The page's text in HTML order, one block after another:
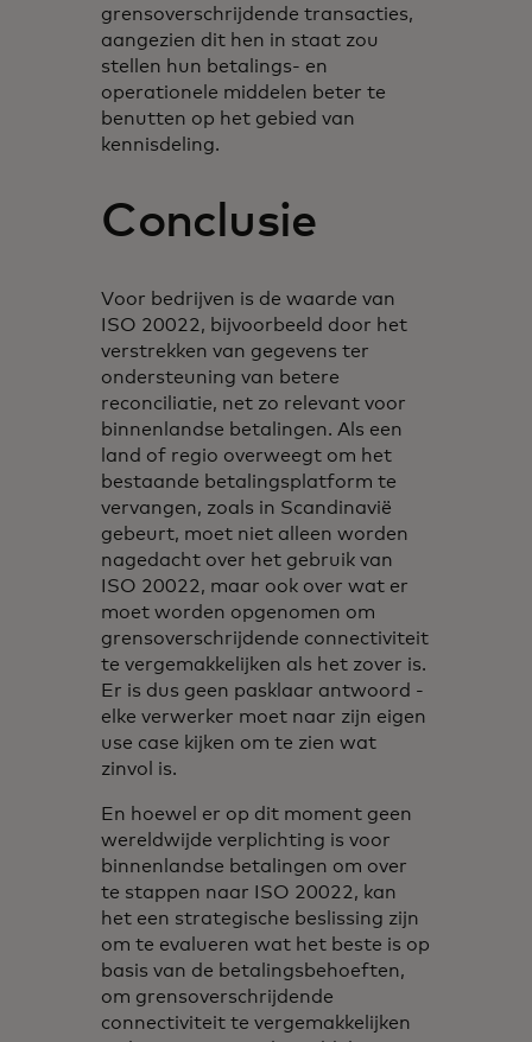
grensoverschrijdende transacties,
aangezien dit hen in staat zou
stellen hun betalings- en
operationele middelen beter te
benutten op het gebied van
kennisdeling.
Conclusie
Voor bedrijven is de waarde van
ISO 20022, bijvoorbeeld door het
verstrekken van gegevens ter
ondersteuning van betere
reconciliatie, net zo relevant voor
binnenlandse betalingen. Als een
land of regio overweegt om het
bestaande betalingsplatform te
vervangen, zoals in Scandinavië
gebeurt, moet niet alleen worden
nagedacht over het gebruik van
ISO 20022, maar ook over wat er
moet worden opgenomen om
grensoverschrijdende connectiviteit
te vergemakkelijken als het zover is.
Er is dus geen pasklaar antwoord -
elke verwerker moet naar zijn eigen
use case kijken om te zien wat
zinvol is.
En hoewel er op dit moment geen
wereldwijde verplichting is voor
binnenlandse betalingen om over
te stappen naar ISO 20022, kan
het een strategische beslissing zijn
om te evalueren wat het beste is op
basis van de betalingsbehoeften,
om grensoverschrijdende
connectiviteit te vergemakkelijken